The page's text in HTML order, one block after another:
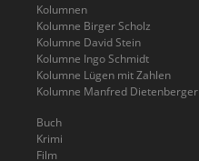
Kolumnen
Kolumne Birger Scholz
Kolumne David Stein
Kolumne Ingo Schmidt
Kolumne Lügen mit Zahlen
Kolumne Manfred Dietenberger
Buch
Krimi
Film